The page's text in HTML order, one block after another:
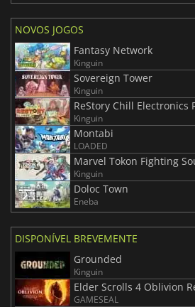
NOVOS JOGOS
Fantasy Network
Kinguin
Sovereign Tower
Kinguin
ReStory Chill Electronics
Kinguin
Montabi
LOADED
Marvel Tokon Fighting
Kinguin
Doloc Town
Eneba
DISPONÍVEL BREVEMENTE
Grounded
Kinguin
Elder Scrolls 4 Oblivion
GAMESEAL